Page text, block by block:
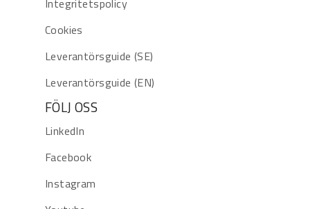
Cookies
Leverantörsguide (SE)
Leverantörsguide (EN)
FÖLJ OSS
LinkedIn
Facebook
Instagram